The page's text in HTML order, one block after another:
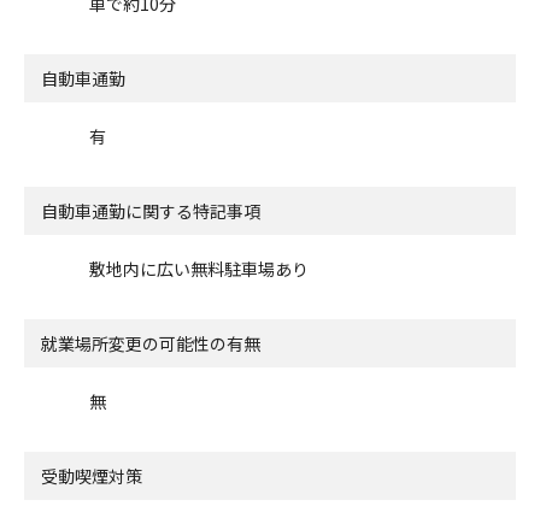
自動車通勤
有
自動車通勤に関する特記事項
敷地内に広い無料駐車場あり
就業場所変更の可能性の有無
無
受動喫煙対策